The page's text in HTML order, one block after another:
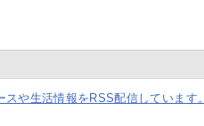
や生活情報をRSS配信しています。